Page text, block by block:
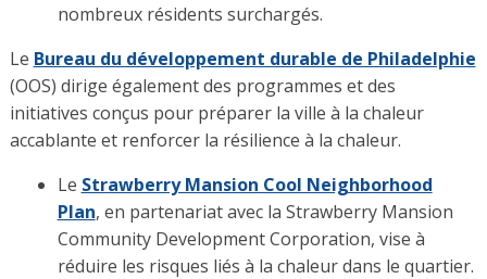
nombreux résidents surchargés.
Le Bureau du développement durable de Philadelphie
(OOS) dirige également des programmes et des
initiatives conçus pour préparer la ville à la chaleur
accablante et renforcer la résilience à la chaleur.
Le Strawberry Mansion Cool Neighborhood
Plan, en partenariat avec la Strawberry Mansion
Community Development Corporation, vise à
réduire les risques liés à la chaleur dans le quartier.